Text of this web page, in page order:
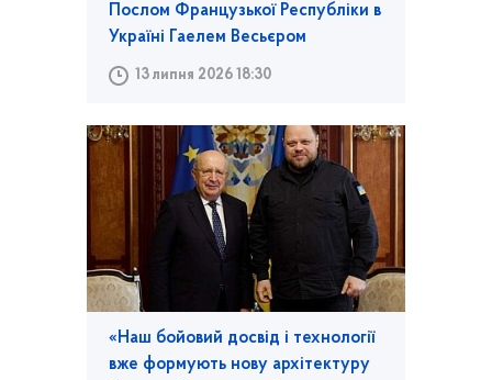
Послом Французької Республіки в
Україні Гаелем Весьєром
13 липня 2026 18:30
«Наш бойовий досвід і технології
вже формують нову архітектуру